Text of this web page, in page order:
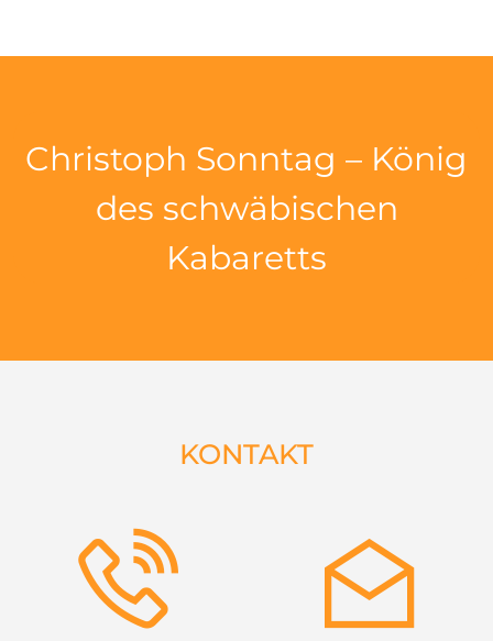
Christoph Sonntag – König
des schwäbischen
Kabaretts
KONTAKT